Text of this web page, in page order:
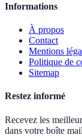
Informations
À propos
Contact
Mentions
Politique de
Sitemap
Restez informé
Recevez les
dans votre boîte